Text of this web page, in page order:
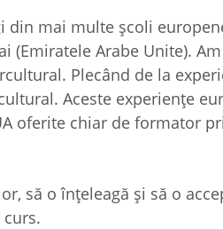
mai multe școli
(Emiratele Arabe Unite).
Plecând de la
Aceste experiențe
oferite chiar de formator
să o înțeleagă și să o